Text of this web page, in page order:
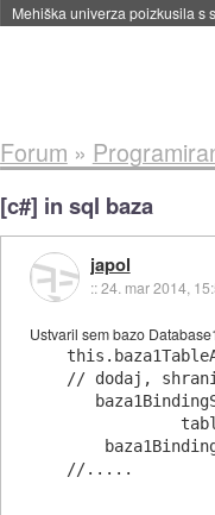
Evropska vesoljska agencija
Forum »
[c#] in sql baza
japol
::24. mar 2014,
Ustvaril sem bazo
// dodaj,